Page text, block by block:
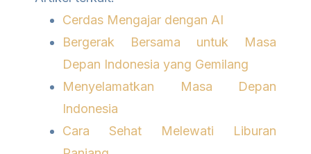
Cerdas Mengajar dengan AI
Bergerak Bersama untuk Masa
Depan Indonesia yang Gemilang
Menyelamatkan Masa Depan
Indonesia
Cara Sehat Melewati Liburan